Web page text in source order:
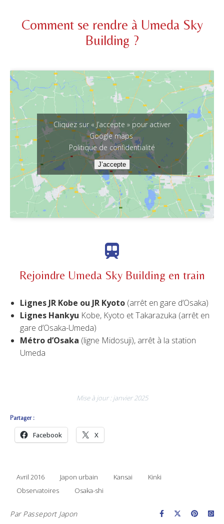
Comment se rendre à Umeda Sky
Building ?
Cliquez sur « J’accepte » pour activer
Google maps
Politique de confidentialité
J’accepte
Rejoindre Umeda Sky Building en train
Lignes JR Kobe ou JR Kyoto (arrêt en gare d’Osaka)
Lignes Hankyu Kobe, Kyoto et Takarazuka (arrêt en
gare d’Osaka-Umeda)
Métro d’Osaka (ligne Midosuji), arrêt à la station
Umeda
Mise à jour : janvier 2025
Partager :
Facebook X
Avril 2016 Japon urbain Kansai
Kinki
Observatoires
Osaka-shi
Par Passeport Japon